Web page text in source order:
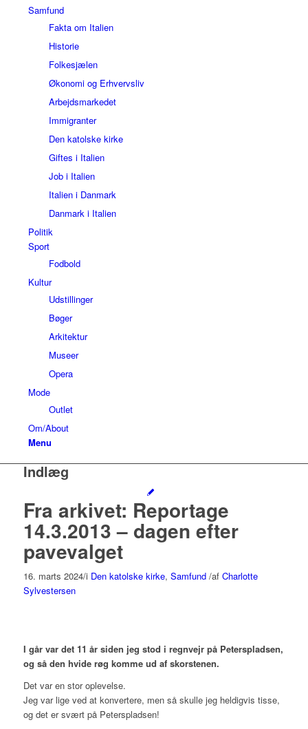
Samfund
Fakta om Italien
Historie
Folkesjælen
Økonomi og Erhvervsliv
Arbejdsmarkedet
Immigranter
Den katolske kirke
Giftes i Italien
Job i Italien
Italien i Danmark
Danmark i Italien
Politik
Sport
Fodbold
Kultur
Udstillinger
Bøger
Arkitektur
Museer
Opera
Mode
Outlet
Om/About
Menu
Indlæg
Fra arkivet: Reportage
14.3.2013 – dagen efter
pavevalget
16. marts 2024/i Den katolske kirke, Samfund /af Charlotte
Sylvestersen
I går var det 11 år siden jeg stod i regnvejr på Peterspladsen,
og så den hvide røg komme ud af skorstenen.
Det var en stor oplevelse.
Jeg var lige ved at konvertere, men så skulle jeg heldigvis tisse,
og det er svært på Peterspladsen!